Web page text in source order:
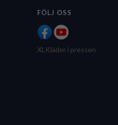
FÖLJ OSS
XLKläder i pressen